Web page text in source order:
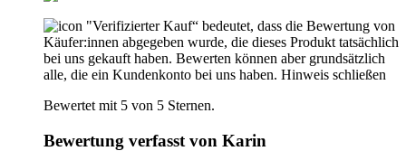
"Verifizierter Kauf“ bedeutet, dass die Bewertung von
Käufer:innen abgegeben wurde, die dieses Produkt tatsächlich
bei uns gekauft haben. Bewerten können aber grundsätzlich
alle, die ein Kundenkonto bei uns haben. Hinweis schließen
Bewertet mit 5 von 5 Sternen.
Bewertung verfasst von Karin